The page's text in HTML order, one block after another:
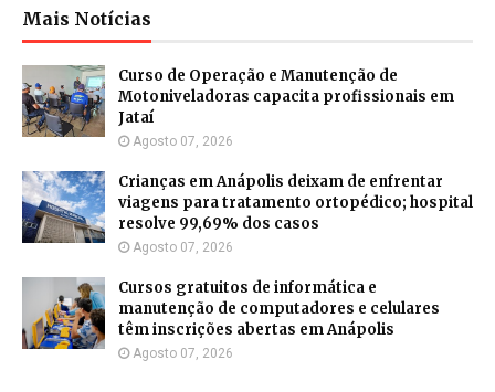
Mais Notícias
Curso de Operação e Manutenção de
Motoniveladoras capacita profissionais em
Jataí
Agosto 07, 2026
Crianças em Anápolis deixam de enfrentar
viagens para tratamento ortopédico; hospital
resolve 99,69% dos casos
Agosto 07, 2026
Cursos gratuitos de informática e
manutenção de computadores e celulares
têm inscrições abertas em Anápolis
Agosto 07, 2026